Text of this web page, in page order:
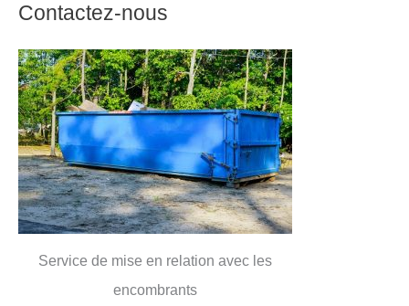
Contactez-nous
Service de mise en relation avec les
encombrants